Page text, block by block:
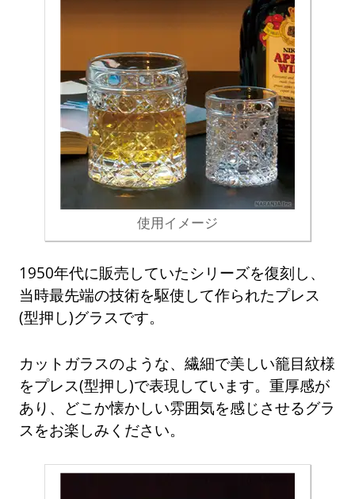
使用イメージ
1950年代に販売していたシリーズを復刻し、
当時最先端の技術を駆使して作られたプレス
(型押し)グラスです。
カットガラスのような、繊細で美しい籠目紋様
をプレス(型押し)で表現しています。重厚感が
あり、どこか懐かしい雰囲気を感じさせるグラ
スをお楽しみください。